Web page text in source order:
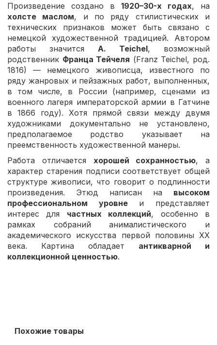
Произведение создано в 1920–30-х годах, на
холсте маслом, и по ряду стилистических и
технических признаков может быть связано с
немецкой художественной традицией. Автором
работы значится A. Teichel, возможный
родственник Франца Тейчеля (Franz Teichel, род.
1816) — немецкого живописца, известного по
ряду жанровых и пейзажных работ, выполненных,
в том числе, в России (например, сценами из
военного лагеря императорской армии в Гатчине
в 1866 году). Хотя прямой связи между двумя
художниками документально не установлено,
предполагаемое родство указывает на
преемственность художественной манеры.
Работа отличается хорошей сохранностью, а
характер старения подписи соответствует общей
структуре живописи, что говорит о подлинности
произведения. Этюд написан на высоком
профессиональном уровнеи представляет
интерес для частных коллекций, особенно в
рамках собраний анималистического и
академического искусства первой половины XX
века. Картина обладает антикварной и
коллекционной ценностью.
Похожие товары